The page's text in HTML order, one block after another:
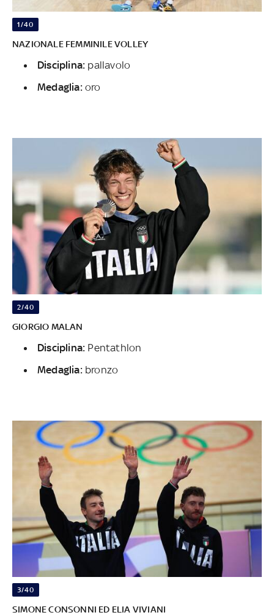
1/40
NAZIONALE FEMMINILE VOLLEY
Disciplina: pallavolo
Medaglia:oro
2/40
GIORGIO MALAN
Disciplina: Pentathlon
Medaglia:bronzo
3/40
SIMONE CONSONNI ED ELIA VIVIANI